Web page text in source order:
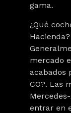
gama.
¿Qué
Hacienda?
mercado
acabados
CO?. Las
entrar en